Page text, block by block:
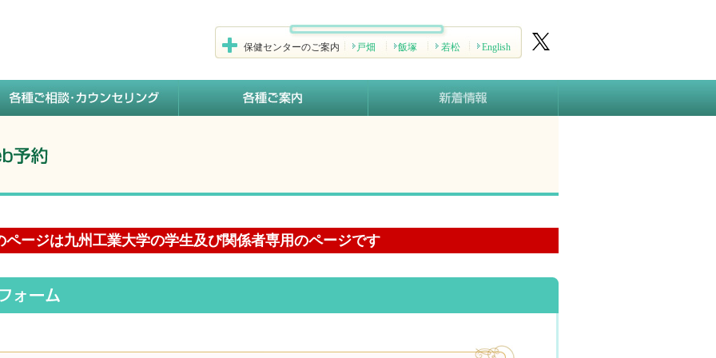
保健センターのご案内 戸畑 飯塚 若松 English
ページは九州工業大学の学生及び関係者専用のページです